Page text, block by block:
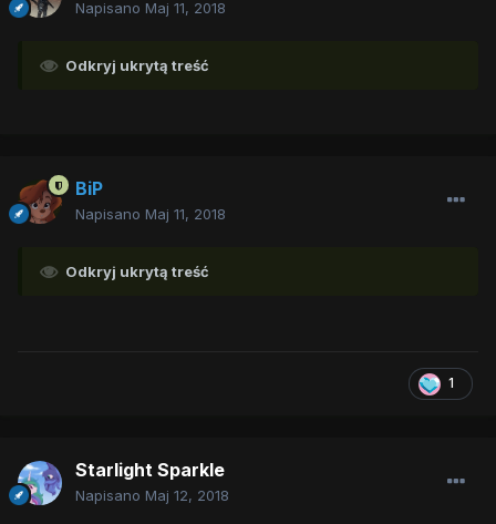
Napisano Maj 11, 2018
Odkryj ukrytą treść
BiP
Napisano Maj 11, 2018
Odkryj ukrytą treść
1
Starlight Sparkle
Napisano Maj 12, 2018